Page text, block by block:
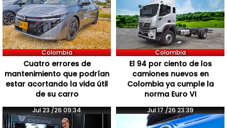
Colombia
Cuatro errores de
mantenimiento que podrían
estar acortando la vida útil
de su carro
Colombia
El 94 por ciento de los
camiones nuevos en
Colombia ya cumple la
norma Euro VI
Jul 23 /26 09:34 Jul 17 /26 23:39